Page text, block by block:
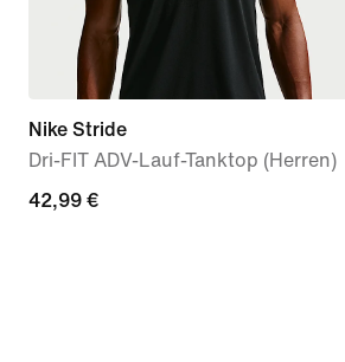
Nike Stride
Dri-FIT ADV-Lauf-Tanktop (Herren)
42,99 €
42,99 €